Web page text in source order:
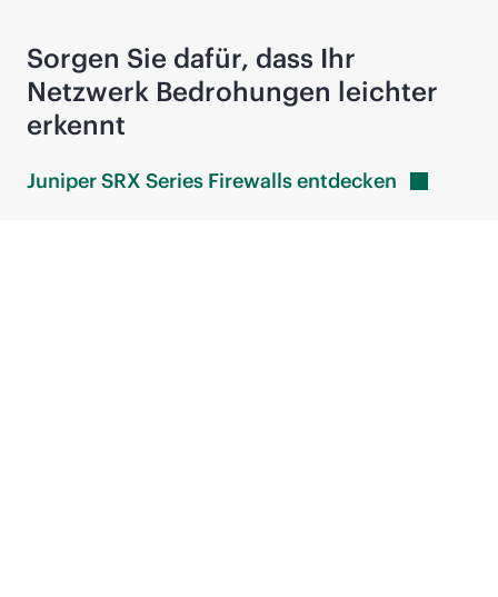
Sorgen Sie dafür, dass Ihr
Netzwerk Bedrohungen leichter
erkennt
Juniper SRX Series Firewallsentdecken